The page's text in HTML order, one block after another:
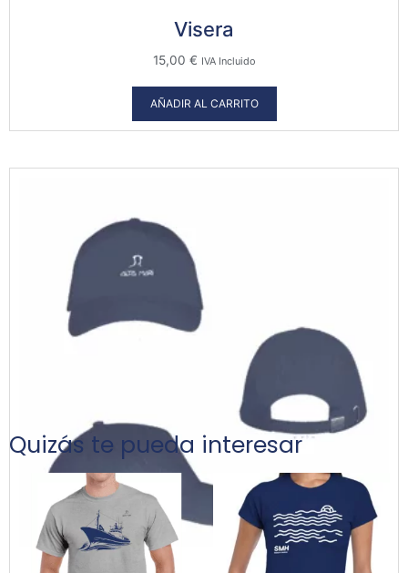
Visera
15,00 € IVA Incluido
AÑADIR AL CARRITO
Quizás te pueda interesar